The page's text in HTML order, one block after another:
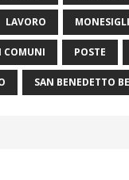
LAVORO
COMUNI POSTE
SAN BENEDETTO